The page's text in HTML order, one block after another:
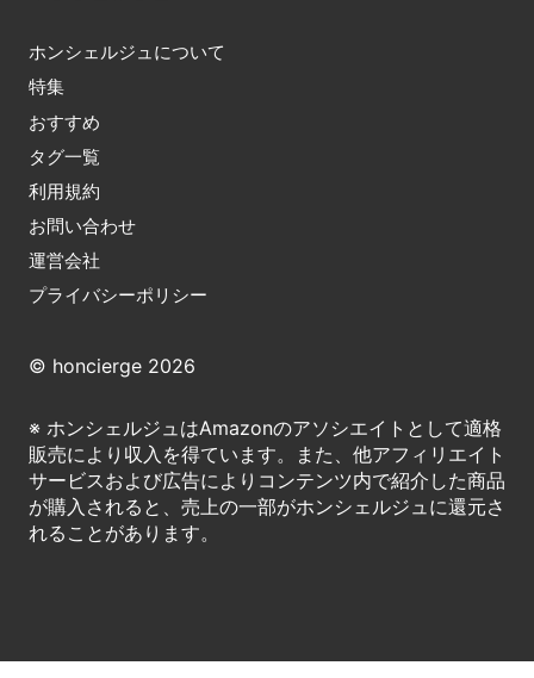
ホンシェルジュについて
特集
おすすめ
タグ一覧
利用規約
お問い合わせ
運営会社
プライバシーポリシー
© honcierge 2026
※ ホンシェルジュはAmazonのアソシエイトとして適格
販売により収入を得ています。また、他アフィリエイト
サービスおよび広告によりコンテンツ内で紹介した商品
が購入されると、売上の一部がホンシェルジュに還元さ
れることがあります。